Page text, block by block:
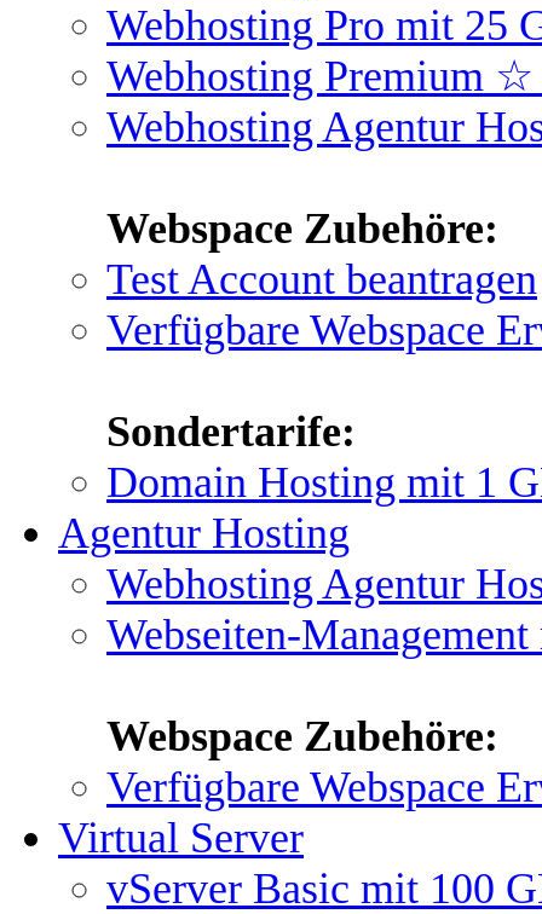
Webhosting Pro mit 25
Webhosting Premium
Webhosting Agentur
Webspace Zubehöre:
Test Account beantragen
Verfügbare Webspace
Sondertarife:
Domain Hosting mit 1
Agentur Hosting
Webhosting Agentur
Webseiten-
Webspace Zubehöre:
Verfügbare Webspace
Virtual Server
vServer Basic mit 100